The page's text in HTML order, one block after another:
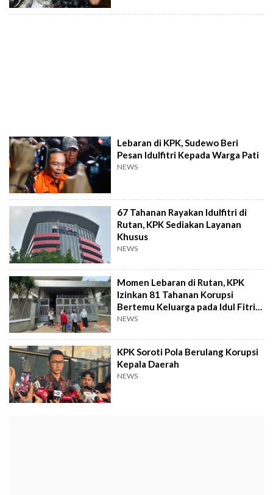
Lebaran di KPK, Sudewo Beri
Pesan Idulfitri Kepada Warga Pati
NEWS
67 Tahanan Rayakan Idulfitri di
Rutan, KPK Sediakan Layanan
Khusus
NEWS
Momen Lebaran di Rutan, KPK
Izinkan 81 Tahanan Korupsi
Bertemu Keluarga pada Idul Fitri
2026
NEWS
KPK Soroti Pola Berulang Korupsi
Kepala Daerah
NEWS